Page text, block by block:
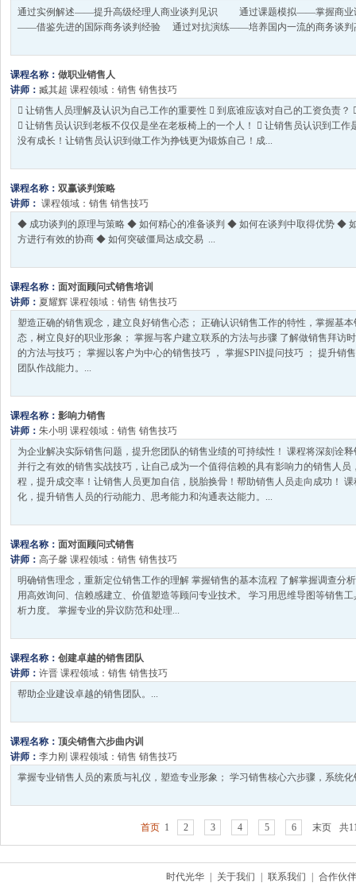
通过实例解述——提升高级经理人商业谈判见识 通过课题模拟——掌握商
——借鉴先进的国际商务谈判经验 通过对抗演练——培养国内一流的商务谈判
课程名称： 做职业销售人
讲师： 臧其超 课程领域： 销售 销售技巧
 让销售人员理解及认识为自己工作的重要性  到底谁应该对自己的工资负责？
 让销售员认识到老板不仅仅是坐在老板椅上的一个人！  让销售员认识到工
没有成长！让销售员认识到做工作为挣钱更为锻炼自己！成...
课程名称： 双赢谈判策略
讲师： 课程领域： 销售 销售技巧
◆ 成功谈判的原理与策略 ◆ 如何精心的准备谈判 ◆ 如何在谈判中取得优势 ◆
方进行有效的协商 ◆ 如何突破僵局达成交易 ...
课程名称： 面对面顾问式销售培训
讲师： 夏耀辉 课程领域： 销售 销售技巧
塑造正确的销售观念，建立良好销售心态； 正确认识销售工作的特性，掌握基
态，树立良好的职业形象； 掌握与客户建立联系的方法与步骤 了解做销售拜访
的方法与技巧； 掌握以客户为中心的销售技巧 ， 掌握SPIN提问技巧 ； 提升销
团队作战能力。...
课程名称： 影响力销售
讲师： 朱小明 课程领域： 销售 销售技巧
为企业解决实际销售问题，提升您团队的销售业绩的可持续性！ 课程将深刻诠
并行之有效的销售实战技巧，让自己成为一个值得信赖的具有影响力的销售人
程，提升成交率！让销售人员更加自信，脱胎换骨！帮助销售人员走向成功！
化，提升销售人员的行动能力、思考能力和沟通表达能力。...
课程名称： 面对面顾问式销售
讲师： 高子馨 课程领域： 销售 销售技巧
明确销售理念，重新定位销售工作的理解 掌握销售的基本流程 了解掌握调查分
用高效询问、信赖感建立、价值塑造等顾问专业技术。 学习用思维导图等销售
析力度。 掌握专业的异议防范和处理...
课程名称： 创建卓越的销售团队
讲师： 许晋 课程领域： 销售 销售技巧
帮助企业建设卓越的销售团队。...
课程名称： 顶尖销售六步曲内训
讲师： 李力刚 课程领域： 销售 销售技巧
掌握专业销售人员的素质与礼仪，塑造专业形象； 学习销售核心六步骤，系统
首页 1 2 3 4 5 6 末页 共
时代光华 关于我们 联系我们 合作伙伴